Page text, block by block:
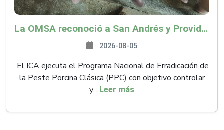
La OMSA reconoció a San Andrés y Providencia como zona libre de Peste Porcina Clásica (PPC)
2026-08-05
El ICA ejecuta el Programa Nacional de Erradicación de
la Peste Porcina Clásica (PPC) con objetivo controlar
y... Leer más